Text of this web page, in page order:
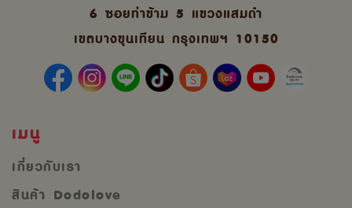
6 ซอยท่าข้าม 5 แขวงแสมดำ
เขตบางขุนเทียน กรุงเทพฯ 10150
เมนู
เกี่ยวกับเรา
สินค้า Dodolove